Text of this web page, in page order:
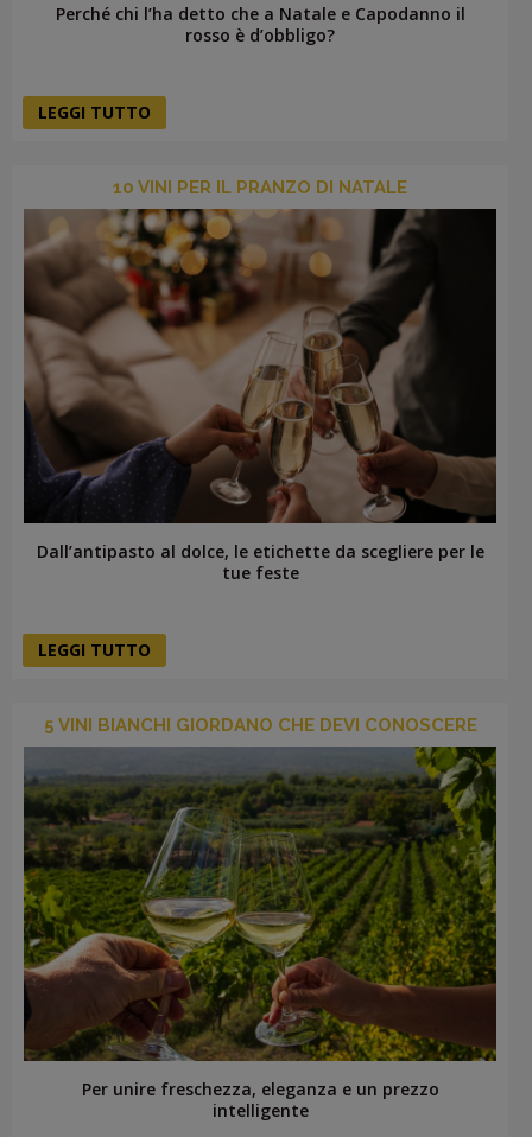
Perché chi l’ha detto che a Natale e Capodanno il
rosso è d’obbligo?
LEGGI TUTTO
10 VINI PER IL PRANZO DI NATALE
Dall’antipasto al dolce, le etichette da scegliere per le
tue feste
LEGGI TUTTO
5 VINI BIANCHI GIORDANO CHE DEVI CONOSCERE
Per unire freschezza, eleganza e un prezzo
intelligente